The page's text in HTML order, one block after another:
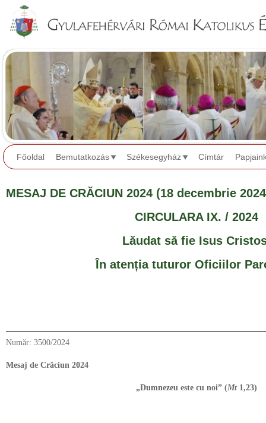
Főoldal Bemutatkozás Székesegyház Címtár
MESAJ DE CRĂCIUN 2024 (18 decembrie
CIRCULARA IX. / 2024
Lăudat să fie Isus
În atenția tuturor Oficiilor
Număr: 3500/2024
Mesaj de Crăciun 2024
„Dumnezeu este cu noi” (Mt 1,23)